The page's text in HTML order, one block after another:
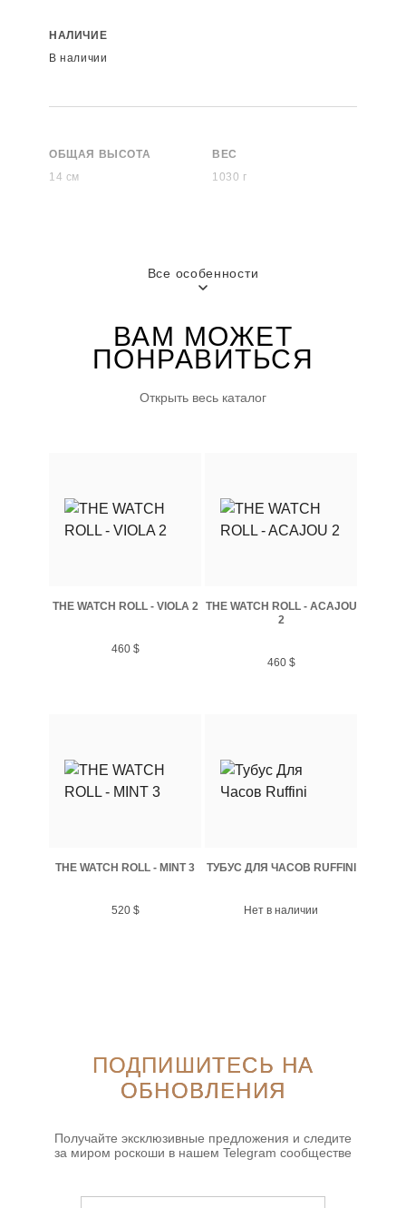
НАЛИЧИЕ
В наличии
ОБЩАЯ ВЫСОТА
14 см
ВЕС
1030 г
Все особенности
ВАМ МОЖЕТ
ПОНРАВИТЬСЯ
Открыть весь каталог
THE WATCH ROLL - VIOLA 2
460$
THE WATCH ROLL - ACAJOU
2
460$
THE WATCH ROLL - MINT 3
520$
ТУБУС ДЛЯ ЧАСОВ RUFFINI
Нет в наличии
ПОДПИШИТЕСЬ НА
ОБНОВЛЕНИЯ
Получайте эксклюзивные предложения и следите
за миром роскоши в нашем Telegram сообществе